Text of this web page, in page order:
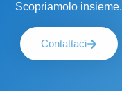
Scopriamolo insieme.
Contattaci